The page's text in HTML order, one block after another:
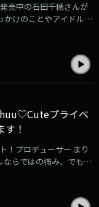
売中の石田千穂さんが
けのことやアイドルに
コンサートに向けての
かった内容もお楽しみ
！どんどん送ってくだ
プライベ
！
！プロデューサー まり
らではの強み、でも実
容もお楽しみくださ
んどん送ってください